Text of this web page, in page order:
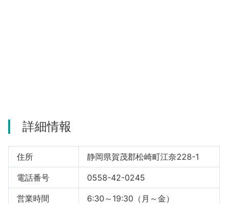
河津町
詳細情報
住所 静岡県賀茂郡松崎町江奈228-1
電話番号 0558-42-0245
営業時間
6:30～19:30（月～金）